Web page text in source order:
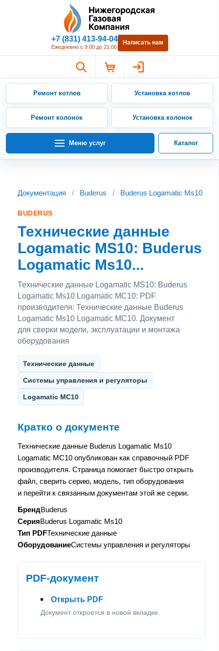
Нижегородская Газовая
+7 (831) 413-94-04
Ежедневно с 9:00 до 21:00
Написать нам
Ремонт котлов Установка котлов
Ремонт колонок Установка колонок
Меню услуг Каталог
Документация / Buderus / Buderus Logamatic Ms10
BUDERUS
Технические данные
Logamatic MS10: Buderus
Logamatic Ms10...
Технические данные Logamatic MS10: Buderus
Logamatic Ms10 Logamatic МС10: PDF
производителя: Технические данные Buderus
Logamatic Ms10 Logamatic МС10. Документ
для сверки модели, эксплуатации и монтажа
оборудования
Технические данные
Системы управления и регуляторы
Logamatic МС10
Кратко о документе
Технические данные Buderus Logamatic Ms10
Logamatic МС10 опубликован как справочный PDF
производителя. Страница помогает быстро открыть
файл, сверить серию, модель, тип оборудования
и перейти к связанным документам этой же серии.
БрендBuderus
СерияBuderus Logamatic Ms10
Тип PDFТехнические данные
ОборудованиеСистемы управления и регуляторы
PDF-документ
Открыть PDF
Документ откроется в новой вкладке.